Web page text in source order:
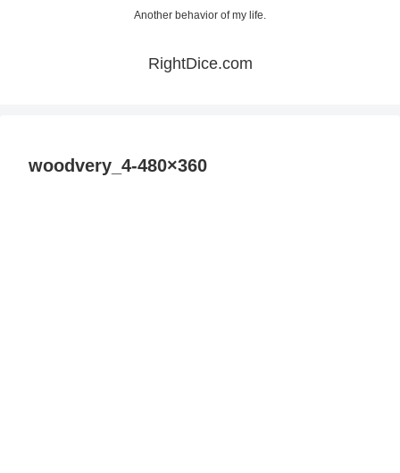
Another behavior of my life.
RightDice.com
woodvery_4-480×360